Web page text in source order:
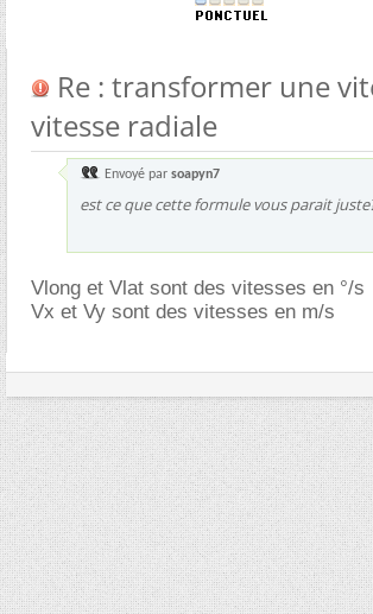
Re : transformer une
vitesse radiale
Envoyé par soapyn7
est ce que cette formule vous parait
Vlong et Vlat sont des vitesses en °/s
Vx et Vy sont des vitesses en m/s